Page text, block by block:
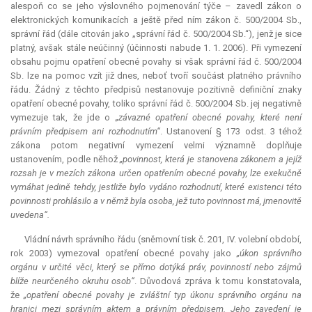
alespoň co se jeho výslovného pojmenování týče – zavedl zákon o
elektronických komunikacích a ještě před ním zákon č. 500/2004 Sb.,
správní řád (dále citován jako „správní řád č. 500/2004 Sb.“), jenž je sice
platný, avšak stále neúčinný (účinnosti nabude 1. 1. 2006). Při vymezení
obsahu pojmu opatření obecné povahy si však správní řád č. 500/2004
Sb. lze na pomoc vzít již dnes, neboť tvoří součást platného právního
řádu. Žádný z těchto předpisů nestanovuje pozitivně definiční znaky
opatření obecné povahy, toliko správní řád č. 500/2004 Sb. jej negativně
vymezuje tak, že jde o „závazné opatření obecné povahy, které není
právním předpisem ani rozhodnutím“. Ustanovení § 173 odst. 3 téhož
zákona potom negativní vymezení velmi významně doplňuje
ustanovením, podle něhož„povinnost, která je stanovena zákonem a jejíž
rozsah je v mezích zákona určen opatřením obecné povahy, lze exekučně
vymáhat jedině tehdy, jestliže bylo vydáno rozhodnutí, které existenci této
povinnosti prohlásilo a v němž byla osoba, jež tuto povinnost má, jmenovitě
uvedena“.
Vládní návrh správního řádu (sněmovní tisk č. 201, IV. volební období,
rok 2003) vymezoval opatření obecné povahy jako „úkon správního
orgánu v určité věci, který se přímo dotýká práv, povinností nebo zájmů
blíže neurčeného okruhu osob“. Důvodová zpráva k tomu konstatovala,
že„opatření obecné povahy je zvláštní typ úkonu správního orgánu na
hranici mezi správním aktem a právním předpisem. Jeho zavedení je